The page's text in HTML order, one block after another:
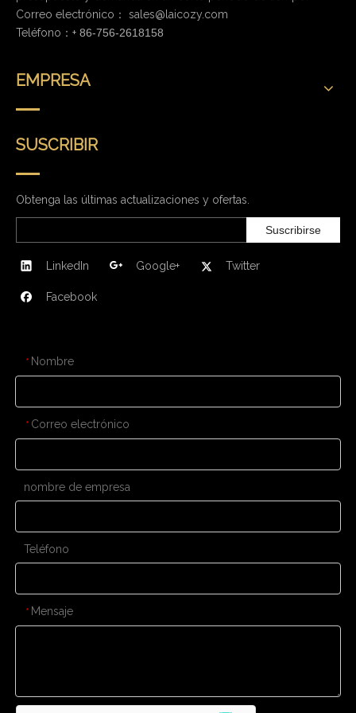
Correo electrónico： sales@laicozy.com
Teléfono：+ 86-756-2618158
EMPRESA
SUSCRIBIR
Obtenga las últimas actualizaciones y ofertas.
Suscribirse
LinkedIn Google+ Twitter
Facebook
* Nombre
* Correo electrónico
nombre de empresa
Teléfono
* Mensaje